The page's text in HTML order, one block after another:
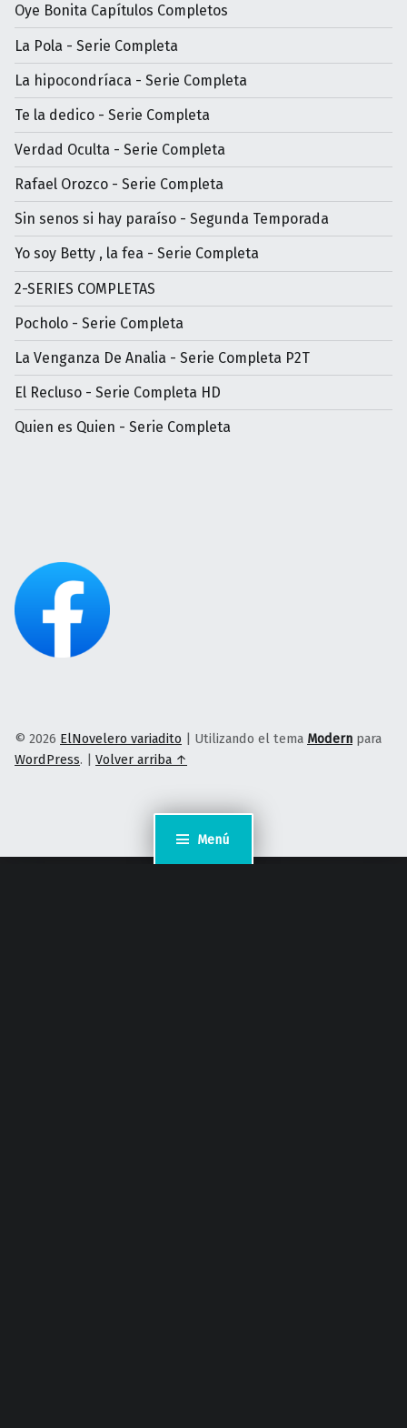
Menú
Oye Bonita Capítulos Completos
La Pola - Serie Completa
La hipocondríaca - Serie Completa
Te la dedico - Serie Completa
Verdad Oculta - Serie Completa
Rafael Orozco - Serie Completa
Sin senos si hay paraíso - Segunda Temporada
Yo soy Betty , la fea - Serie Completa
2-SERIES COMPLETAS
Pocholo - Serie Completa
La Venganza De Analia - Serie Completa P2T
El Recluso - Serie Completa HD
Quien es Quien - Serie Completa
© 2026 ElNovelero variadito | Utilizando el tema Modern para
WordPress. | Volver arriba ↑